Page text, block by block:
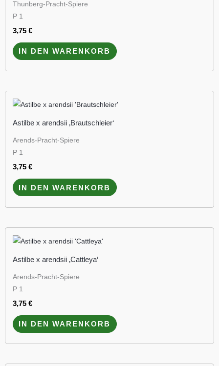
Thunberg-Pracht-Spiere
P 1
3,75 €
IN DEN WARENKORB
Astilbe x arendsii ‚Brautschleier‘
Arends-Pracht-Spiere
P 1
3,75 €
IN DEN WARENKORB
Astilbe x arendsii ‚Cattleya‘
Arends-Pracht-Spiere
P 1
3,75 €
IN DEN WARENKORB